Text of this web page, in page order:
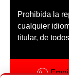
Prohibida la
cualquier
titular, de